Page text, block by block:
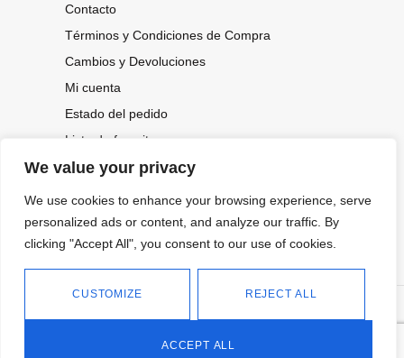
We value your privacy
We use cookies to enhance your browsing experience, serve
personalized ads or content, and analyze our traffic. By
clicking "Accept All", you consent to our use of cookies.
CUSTOMIZE REJECT ALL
ACCEPT ALL
Contacto
Términos y Condiciones de Compra
Cambios y Devoluciones
Mi cuenta
Estado del pedido
Lista de favoritos
CONOCE NUESTRAS NOVEDADES,
OFERTAS...
2026.